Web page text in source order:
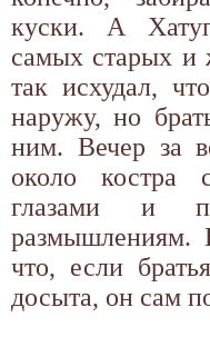
куски. А
самых старых и
так исхудал,
наружу, но
ним. Вечер за
около
глазами и
что, если
досыта, он сам